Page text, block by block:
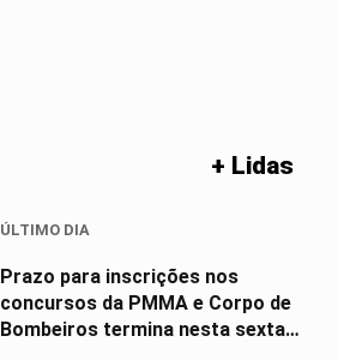
+ Lidas
ÚLTIMO DIA
Prazo para inscrições nos
concursos da PMMA e Corpo de
Bombeiros termina nesta sexta-